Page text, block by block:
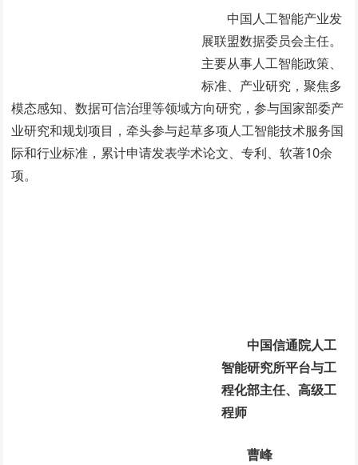
中国人工智能产业发
展联盟数据委员会主任。
主要从事人工智能政策、
标准、产业研究，聚焦多
模态感知、数据可信治理等领域方向研究，参与国家部委产
业研究和规划项目，牵头参与起草多项人工智能技术服务国
际和行业标准，累计申请发表学术论文、专利、软著10余
项。
中国信通院人工
智能研究所平台与工
程化部主任、高级工
程师
曹峰